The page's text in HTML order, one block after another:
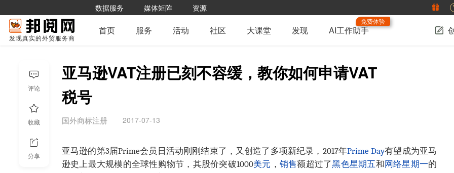
数据服务 媒体矩阵 资源
发现真实的外贸服务商
首页 服务 活动 社区 大课堂 发现 AI工作助手
免费体验
亚马逊VAT注册已刻不容缓，教你如何申请VAT
税号
国外商标注册 2017-07-13
亚马逊的第3届Prime会员日活动刚刚结束了，又创造了多项新纪录，2017年Prime Day有望成为亚马
逊史上最大规模的全球性购物节，其股价突破1000美元 ， 销售额超过了黑色星期五和网络星期一的
评论
收藏
分享